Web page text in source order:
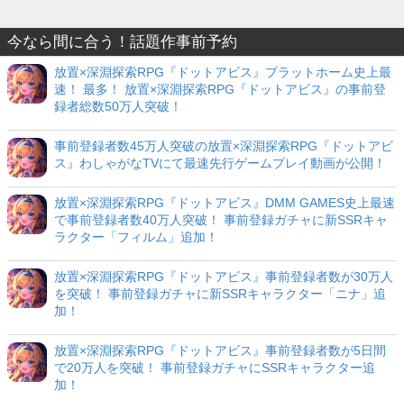
今なら間に合う！話題作事前予約
放置×深淵探索RPG『ドットアビス』プラットホーム史上最
速！ 最多！ 放置×深淵探索RPG『ドットアビス』の事前登
録者総数50万人突破！
事前登録者数45万人突破の放置×深淵探索RPG『ドットアビ
ス』わしゃがなTVにて最速先行ゲームプレイ動画が公開！
放置×深淵探索RPG『ドットアビス』DMM GAMES史上最速
で事前登録者数40万人突破！ 事前登録ガチャに新SSRキャ
ラクター「フィルム」追加！
放置×深淵探索RPG『ドットアビス』事前登録者数が30万人
を突破！ 事前登録ガチャに新SSRキャラクター「ニナ」追
加！
放置×深淵探索RPG『ドットアビス』事前登録者数が5日間
で20万人を突破！ 事前登録ガチャにSSRキャラクター追
加！